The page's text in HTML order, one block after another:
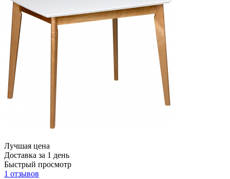
Лучшая цена
Доставка за 1 день
Быстрый просмотр
1 отзывов